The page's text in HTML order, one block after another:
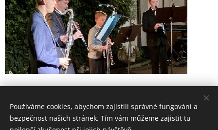
Používáme cookies, abychom zajistili správné fungování a
bezpečnost našich stránek. Tím vám můžeme zajistit tu